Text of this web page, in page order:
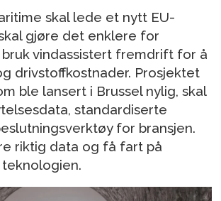
skal lede et nytt EU-
gjøre det enklere for
vindassistert fremdrift for å
drivstoffkostnader. Prosjektet
ble lansert i Brussel nylig, skal
standardiserte
for bransjen.
riktig data og få fart på